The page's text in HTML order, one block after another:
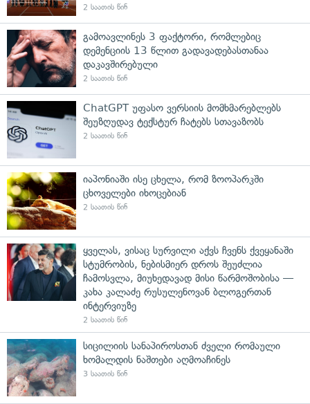
2 საათის წინ
გამოავლინეს 3 ფაქტორი, რომლებიც
დემენციის 13 წლით გადავადებასთანაა
დაკავშირებული
2 საათის წინ
ChatGPT უფასო ვერსიის მომხმარებლებს
შეუზღუდავ ტექსტურ ჩატებს სთავაზობს
2 საათის წინ
იაპონიაში ისე ცხელა, რომ ზოოპარკში
ცხოველები იხოცებიან
2 საათის წინ
ყველას, ვისაც სურვილი აქვს ჩვენს ქვეყანაში
სტუმრობის, ნებისმიერ დროს შეუძლია
ჩამოსვლა, მიუხედავად მისი წარმოშობისა —
კახა კალაძე რუსულენოვან ბლოგერთან
ინტერვიუზე
2 საათის წინ
სიცილიის სანაპიროსთან ძველი რომაული
ხომალდის ნაშთები აღმოაჩინეს
3 საათის წინ